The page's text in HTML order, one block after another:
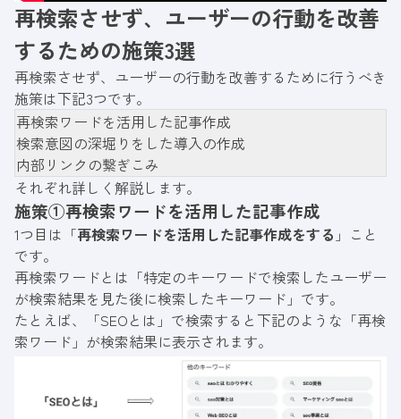
再検索させず、ユーザーの行動を改善
するための施策3選
再検索させず、ユーザーの行動を改善するために行うべき
施策は下記3つです。
再検索ワードを活用した記事作成
検索意図の深堀りをした導入の作成
内部リンクの繋ぎこみ
それぞれ詳しく解説します。
施策①再検索ワードを活用した記事作成
1つ目は「再検索ワードを活用した記事作成をする 」こと
です。
再検索ワードとは「特定のキーワードで検索したユーザー
が検索結果を見た後に検索したキーワード」です。
たとえば、「SEOとは」で検索すると下記のような「再検
索ワード」が検索結果に表示されます。